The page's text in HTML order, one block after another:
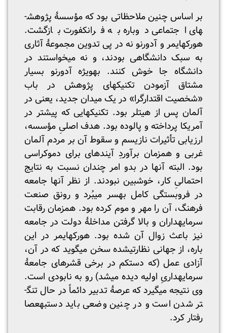
بر اساس چنین ملاحظاتی بود که مؤسسۀ پژوهش­
های اجتماعی دوباره به فرانکفورت بازگشت.
هورکهایمر و آدورنو نه در پی تدوین مجموعۀ آثاری
به سبک دانشگاهی بودند، و نه می­خواستند در
دانشگاه جا خوش کنند. به­ویژه آدورنو بسیار
مشتاق آزمودن تکنیک­های پژوهش در باب
«شخصیت اقتدارگرا» در یک میدان جدید، یعنی در
آلمان پس از هیتلر بود. تکنیک­هایی که پیشتر در
آمریکا پرداخته و پالوده بود. هدف اصلیِ مؤسسه،
ارزیابی تأثیرات نازیسم و سقوط آن بر مردم آلمان
غربی و همزمان برآوردِ آینده­ای برای دموکراسی
بود. البته آنها در بدو امر چندان نسبت به نتایج
احتمالیِ کار، خوشبین نبودند. از نظر آنها جامعه
در فروبستگی کامل به­سر می­بُرد و رونق صنعت
فرهنگ، آن را مهر و موم کرده بود. همزمان رقابت
سرمایه­داران و بالا گرفتن مداخلۀ دولت در جامعه
نیز باعث زوال آن شده بود. هورکهایمر در این
باره، از جهانی نظارتی­شده سخن می­گوید که در آن،
آزادی عمل (که دستکم در برخی قشرهای جامعۀ
سرمایه­داریِ اولیه دیده می­شد) رو به نابودی است.
وی نتیجه می­گیرد که عرصۀ تدبیر دائماً در حال تنگ­
تر شدن است و در چنین وضعی باید دست­به­عصا
رفتار کرد.